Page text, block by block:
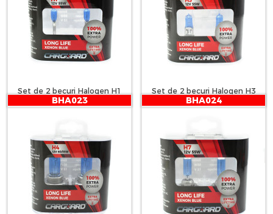
Set de 2 becuri Halogen H1
+100% Intensitate - LONG LIFE
Set de 2 becuri Halogen H3
+100% Intensitate - LONG LIFE
BHA023 BHA024